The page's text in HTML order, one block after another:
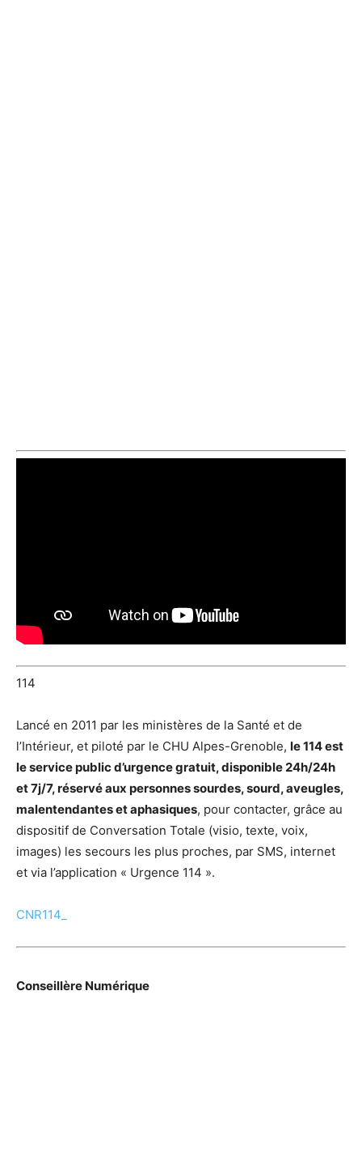
114
Lancé en 2011 par les ministères de la Santé et de
l’Intérieur, et piloté par le CHU Alpes-Grenoble, le 114 est
le service public d’urgence gratuit, disponible 24h/24h
et 7j/7, réservé aux personnes sourdes, sourd, aveugles,
malentendantes et aphasiques, pour contacter, grâce au
dispositif de Conversation Totale (visio, texte, voix,
images) les secours les plus proches, par SMS, internet
et via l’application « Urgence 114 ».
CNR114_
Conseillère Numérique